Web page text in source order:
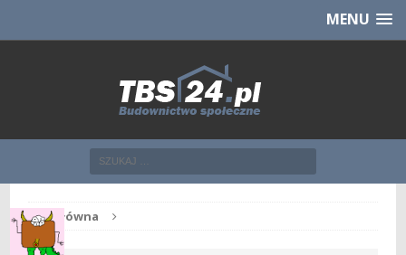
CHCĘ [klik]MENU
Str. główna